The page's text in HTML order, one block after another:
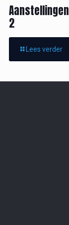
2
Lees verder